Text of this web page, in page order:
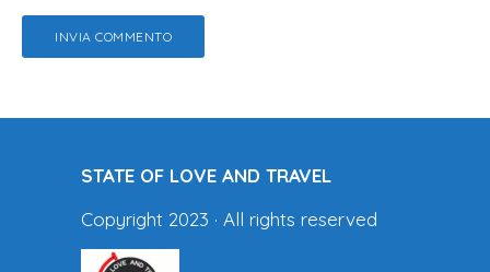
STATE OF LOVE AND TRAVEL
Copyright 2023 · All rights reserved